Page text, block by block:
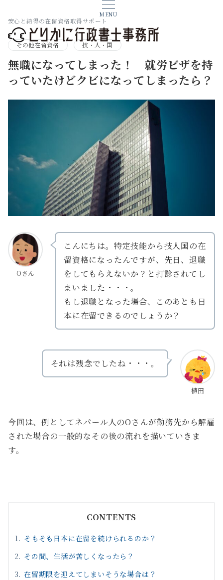
MENU
安心と納得の在留資格取得サポート
その他在留資格 技・人・国
無職になってしまった！ 就労ビザを持
っていたけどクビになってしまったら？
Oさん
こんにちは。特定技能から技人国の在
留資格になったんですが、先日、退職
をしてもらえないか？と打診されてし
まいました・・・。
もし退職となった場合、このあとも日
本に在留できるのでしょうか？
植田
それは残念でしたね・・・。
今回は、例としてネパール人のOさんが勤務先から解雇
された場合の一般的なその後の流れを描いていきま
す。
CONTENTS
そもそも日本に在留を続けられるのか？
その間、生活が苦しくなったら？
在留期限を迎えてしまいそうな場合は？